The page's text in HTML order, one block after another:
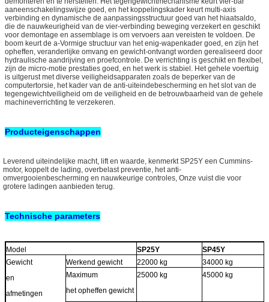
aaneenschakelingswijze goed, en het koppelingskader keurt multi-axis
verbinding en dynamische de aanpassingsstructuur goed van het hiaatsaldo,
die de nauwkeurigheid van de vier-verbinding beweging verzekert en geschikt
voor demontage en assemblage is om vervoers aan vereisten te voldoen. De
boom keurt de a-Vormige structuur van het enig-wapenkader goed, en zijn het
opheffen, veranderlijke omvang en gewicht-ontvangt worden gerealiseerd door
hydraulische aandrijving en proefcontrole. De verrichting is geschikt en flexibel,
zijn de micro-motie prestaties goed, en het werk is stabiel. Het gehele voertuig
is uitgerust met diverse veiligheidsapparaten zoals de beperker van de
computertorsie, het kader van de anti-uiteindebescherming en het slot van de
tegengewichtveiligheid om de veiligheid en de betrouwbaarheid van de gehele
machineverrichting te verzekeren.
Producteigenschappen
Leverend uiteindelijke macht, lift en waarde, kenmerkt SP25Y een Cummins-
motor, koppelt de lading, overbelast preventie, het anti-
omvergooienbescherming en nauwkeurige controles, Onze vuist die voor
grotere ladingen aanbieden terug.
Technische parameters
Model SP25Y SP45Y
Gewicht
en
afmetingen
Werkend gewicht 22000 kg 34000 kg
Maximum
het opheffen gewicht
25000 kg 45000 kg